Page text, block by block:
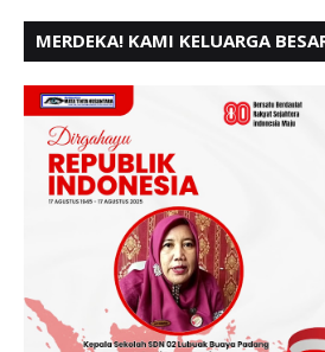
MERDEKA! KAMI KELUARGA
HUT RI KE - 80,